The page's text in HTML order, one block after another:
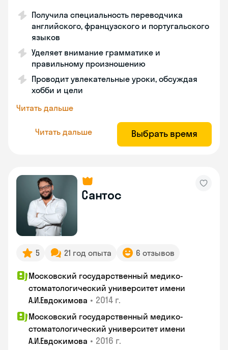
Получила специальность переводчика
английского, французского и португальского
языков
Уделяет внимание грамматике и
правильному произношению
Проводит увлекательные уроки, обсуждая
хобби и цели
Читать дальше
Читать дальше Выбрать время
Сантос
5 21 год опыта 6 отзывов
Московский государственный медико-
стоматологический университет имени
А.И.Евдокимова • 2014 г.
Московский государственный медико-
стоматологический университет имени
А.И.Евдокимова • 2016 г.